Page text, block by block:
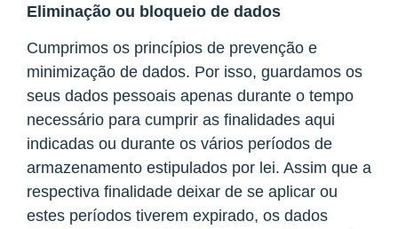
Eliminação ou bloqueio de dados
Cumprimos os princípios de prevenção e
minimização de dados. Por isso, guardamos os
seus dados pessoais apenas durante o tempo
necessário para cumprir as finalidades aqui
indicadas ou durante os vários períodos de
armazenamento estipulados por lei. Assim que a
respectiva finalidade deixar de se aplicar ou
estes períodos tiverem expirado, os dados